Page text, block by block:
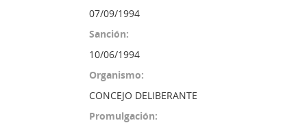
07/09/1994
Sanción:
10/06/1994
Organismo:
CONCEJO DELIBERANTE
Promulgación: